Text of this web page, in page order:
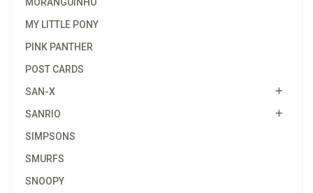
MY LITTLE PONY
PINK PANTHER
POST CARDS
SAN-X
SANRIO
SIMPSONS
SMURFS
SNOOPY